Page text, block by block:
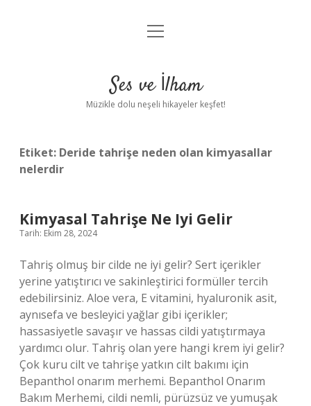
Anasayfa
Yasal Uyarı
menüyü
Ses ve İlham
Müzikle dolu neşeli hikayeler keşfet!
Etiket: Deride tahrişe neden olan kimyasallar
nelerdir
Kimyasal Tahrişe Ne Iyi Gelir
Tarih: Ekim 28, 2024
Tahriş olmuş bir cilde ne iyi gelir? Sert içerikler
yerine yatıştırıcı ve sakinleştirici formüller tercih
edebilirsiniz. Aloe vera, E vitamini, hyaluronik asit,
aynısefa ve besleyici yağlar gibi içerikler;
hassasiyetle savaşır ve hassas cildi yatıştırmaya
yardımcı olur. Tahriş olan yere hangi krem iyi gelir?
Çok kuru cilt ve tahrişe yatkın cilt bakımı için
Bepanthol onarım merhemi. Bepanthol Onarım
Bakım Merhemi, cildi nemli, pürüzsüz ve yumuşak